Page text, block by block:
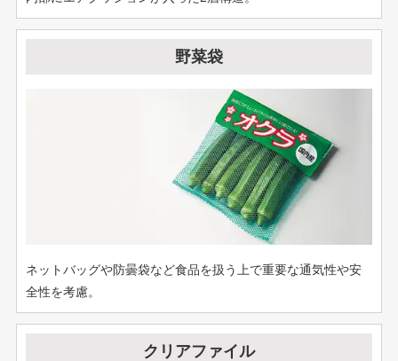
野菜袋
ネットバッグや防曇袋など食品を扱う上で重要な通気性や安
全性を考慮。
クリアファイル